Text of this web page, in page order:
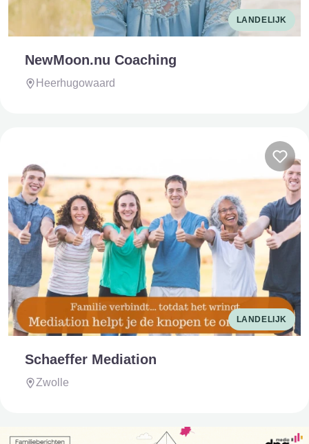
LANDELIJK
NewMoon.nu Coaching
Heerhugowaard
LANDELIJK
Schaeffer Mediation
Zwolle